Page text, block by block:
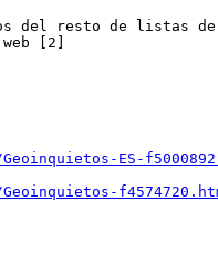
del resto de listas de
[2]
ES-